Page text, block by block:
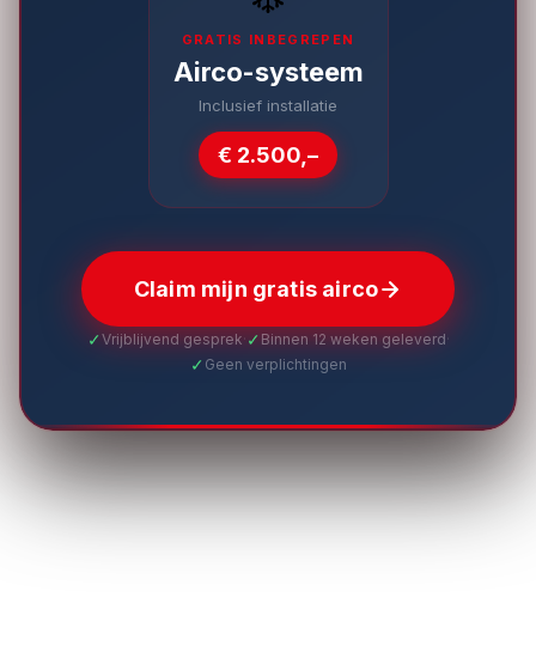
GRATIS INBEGREPEN
Airco-systeem
Inclusief installatie
€ 2.500,–
Claim mijn gratis airco
✓Vrijblijvend gesprek·✓Binnen 12 weken geleverd·
✓ Geen verplichtingen